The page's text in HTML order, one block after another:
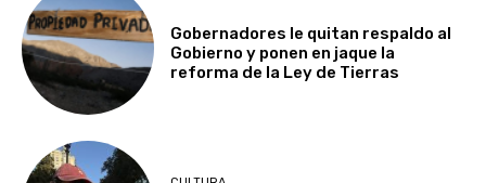
Gobernadores le quitan respaldo al
Gobierno y ponen en jaque la
reforma de la Ley de Tierras